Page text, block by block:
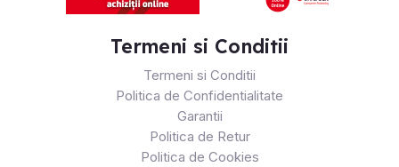
Termeni si Conditii
Termeni si Conditii
Politica de Confidentialitate
Garantii
Politica de Retur
Politica de Cookies